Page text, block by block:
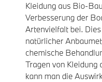
Kleidung aus Bio-
Verbesserung der
Artenvielfalt bei.
natürlicher
chemische
Tragen von
kann man die